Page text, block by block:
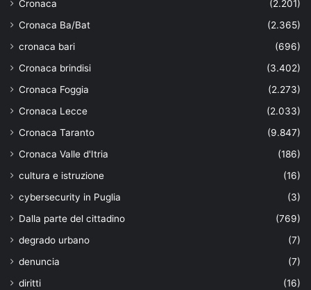
Cronaca
(2.201)
Cronaca Ba/Bat
(2.365)
cronaca bari
(696)
Cronaca brindisi
(3.402)
Cronaca Foggia
(2.273)
Cronaca Lecce
(2.033)
Cronaca Taranto
(9.847)
Cronaca Valle d'Itria
(186)
cultura e istruzione
(16)
cybersecurity in Puglia
(3)
Dalla parte del cittadino
(769)
degrado urbano
(7)
denuncia
(7)
diritti
(16)